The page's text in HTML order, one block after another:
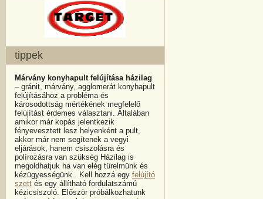
tippek
Márvány konyhapult felújítása házilag
– gránit, márvány, agglomerát konyhapult
felújításához a probléma és
károsodottság mértékének megfelelő
felújítást érdemes választani. Általában
amikor már kopás jelentkezik
fényevesztett lesz helyenként a pult,
akkor már nem segítenek a vegyi
eljárások, hanem csiszolásra és
polírozásra van szükség Házilag is
megoldhatjuk ha van elég türelmünk és
kézügyességünk.. Kell hozzá egy felújító
szett és egy állítható fordulatszámú
kézicsiszoló. Először próbálkozhatunk